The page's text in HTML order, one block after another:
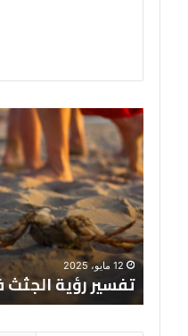
تفسير
رؤية
الجثث
في
المنام
12 مايو، 2025
تفسير رؤية الجثث